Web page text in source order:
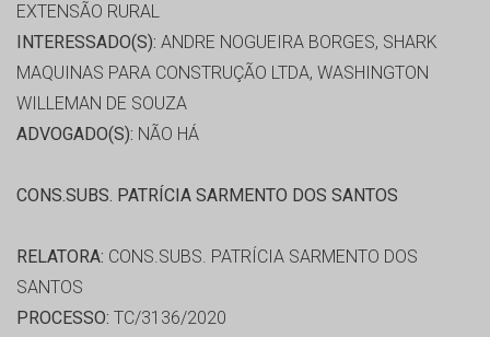
EXTENSÃO RURAL
INTERESSADO(S): ANDRE NOGUEIRA BORGES, SHARK
MAQUINAS PARA CONSTRUÇÃO LTDA, WASHINGTON
WILLEMAN DE SOUZA
ADVOGADO(S): NÃO HÁ
CONS.SUBS. PATRÍCIA SARMENTO DOS SANTOS
RELATORA: CONS.SUBS. PATRÍCIA SARMENTO DOS
SANTOS
PROCESSO: TC/3136/2020